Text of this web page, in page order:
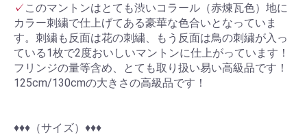
✓ このマントンはとても渋いコラール（赤煉瓦色）地に
カラー刺繍で仕上げてある豪華な色合いとなっていま
す。刺繍も反面は花の刺繍、もう反面は鳥の刺繍が入っ
ている1枚で2度おいしいマントンに仕上がっています！
フリンジの量等含め、とても取り扱い易い高級品です！
125cm/130cmの大きさの高級品です！
♦︎♦︎♦︎（サイズ）♦︎♦︎♦︎